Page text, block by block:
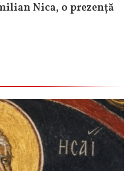
Nica, o prezență